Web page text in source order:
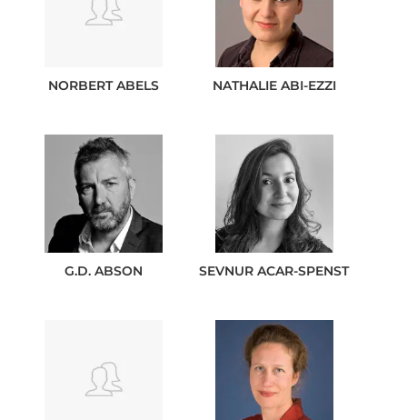
NORBERTABELS NATHALIE ABI-EZZI
G.D.ABSON SEVNURACAR-SPENST